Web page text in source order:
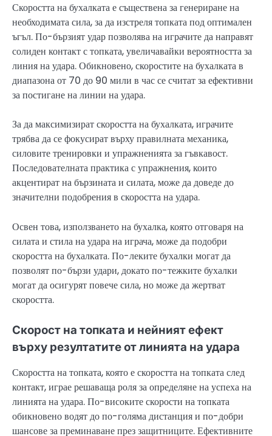
Скоростта на бухалката е съществена за генериране на
необходимата сила, за да изстреля топката под оптимален
ъгъл. По-бързият удар позволява на играчите да направят
солиден контакт с топката, увеличавайки вероятността за
линия на удара. Обикновено, скоростите на бухалката в
диапазона от 70 до 90 мили в час се считат за ефективни
за постигане на линии на удара.
За да максимизират скоростта на бухалката, играчите
трябва да се фокусират върху правилната механика,
силовите тренировки и упражненията за гъвкавост.
Последователната практика с упражнения, които
акцентират на бързината и силата, може да доведе до
значителни подобрения в скоростта на удара.
Освен това, използването на бухалка, която отговаря на
силата и стила на удара на играча, може да подобри
скоростта на бухалката. По-леките бухалки могат да
позволят по-бързи удари, докато по-тежките бухалки
могат да осигурят повече сила, но може да жертват
скоростта.
Скорост на топката и нейният ефект
върху резултатите от линията на удара
Скоростта на топката, която е скоростта на топката след
контакт, играе решаваща роля за определяне на успеха на
линията на удара. По-високите скорости на топката
обикновено водят до по-голяма дистанция и по-добри
шансове за преминаване през защитниците. Ефективните